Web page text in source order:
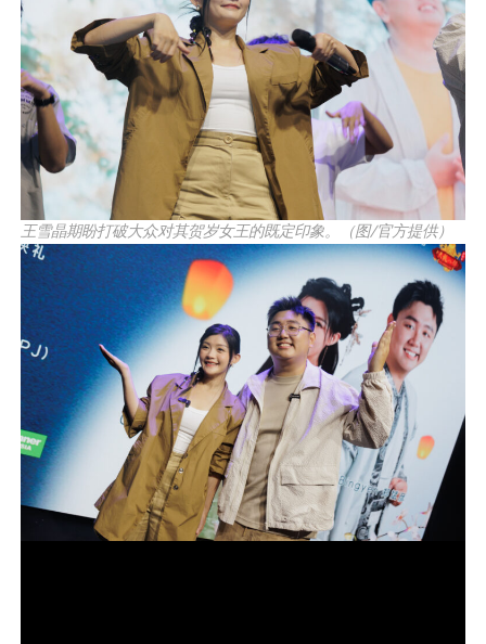
王雪晶期盼打破大众对其贺岁女王的既定印象。（图/官方提供）